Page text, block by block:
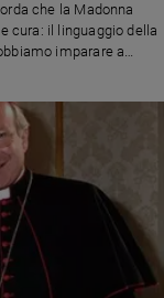
che la Madonna
cura: il linguaggio della
imparare a
a salute,
impegnano per la
alla Comunità di